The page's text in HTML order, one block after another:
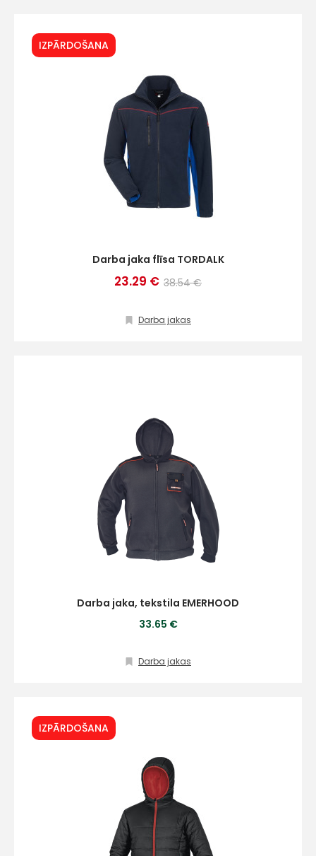
IZPĀRDOŠANA
Darba jaka flīsa TORDALK
23.29 € 38.54 €
Darba jakas
Darba jaka, tekstila EMERHOOD
33.65 €
Darba jakas
IZPĀRDOŠANA
Sazinies
ar
mums!
ātrāk
Kontakttālrunis
Ziņojums
lietošanas noteikumiem
Klientu
atbalsts
+